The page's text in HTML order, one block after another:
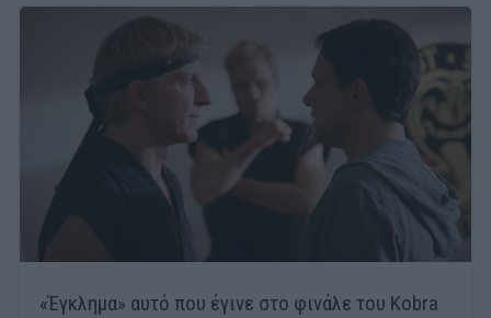
«Έγκλημα» αυτό που έγινε στο φινάλε του Kobra